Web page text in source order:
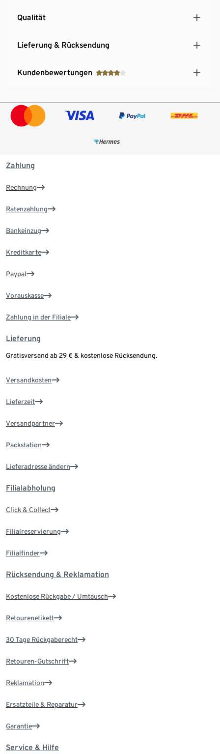
Qualität
Lieferung & Rücksendung
Kundenbewertungen
Zahlung
Rechnung
Ratenzahlung
Bankeinzug
Kreditkarte
Paypal
Vorauskasse
Zahlung in der Filiale
Lieferung
Gratisversand ab 29 € & kostenlose Rücksendung.
Versandkosten
Lieferzeit
Versandpartner
Packstation
Lieferadresse ändern
Filialabholung
Click & Collect
Filialreservierung
Filialfinder
Rücksendung & Reklamation
Kostenlose Rückgabe / Umtausch
Retourenetikett
30 Tage Rückgaberecht
Retouren-Gutschrift
Reklamation
Ersatzteile & Reparatur
Garantie
Service & Hilfe